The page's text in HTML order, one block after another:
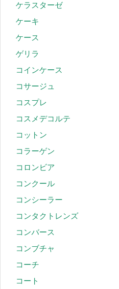
ケラスターゼ
ケーキ
ケース
ゲリラ
コインケース
コサージュ
コスプレ
コスメデコルテ
コットン
コラーゲン
コロンビア
コンクール
コンシーラー
コンタクトレンズ
コンバース
コンブチャ
コーチ
コート